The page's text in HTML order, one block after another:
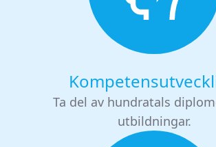
Ta del av hundratals
utbildningar.